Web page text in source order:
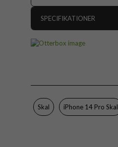
SPECIFIKATIONER
Egenskaper
Färg
Material
Skal iPhone 14 Pro Skal